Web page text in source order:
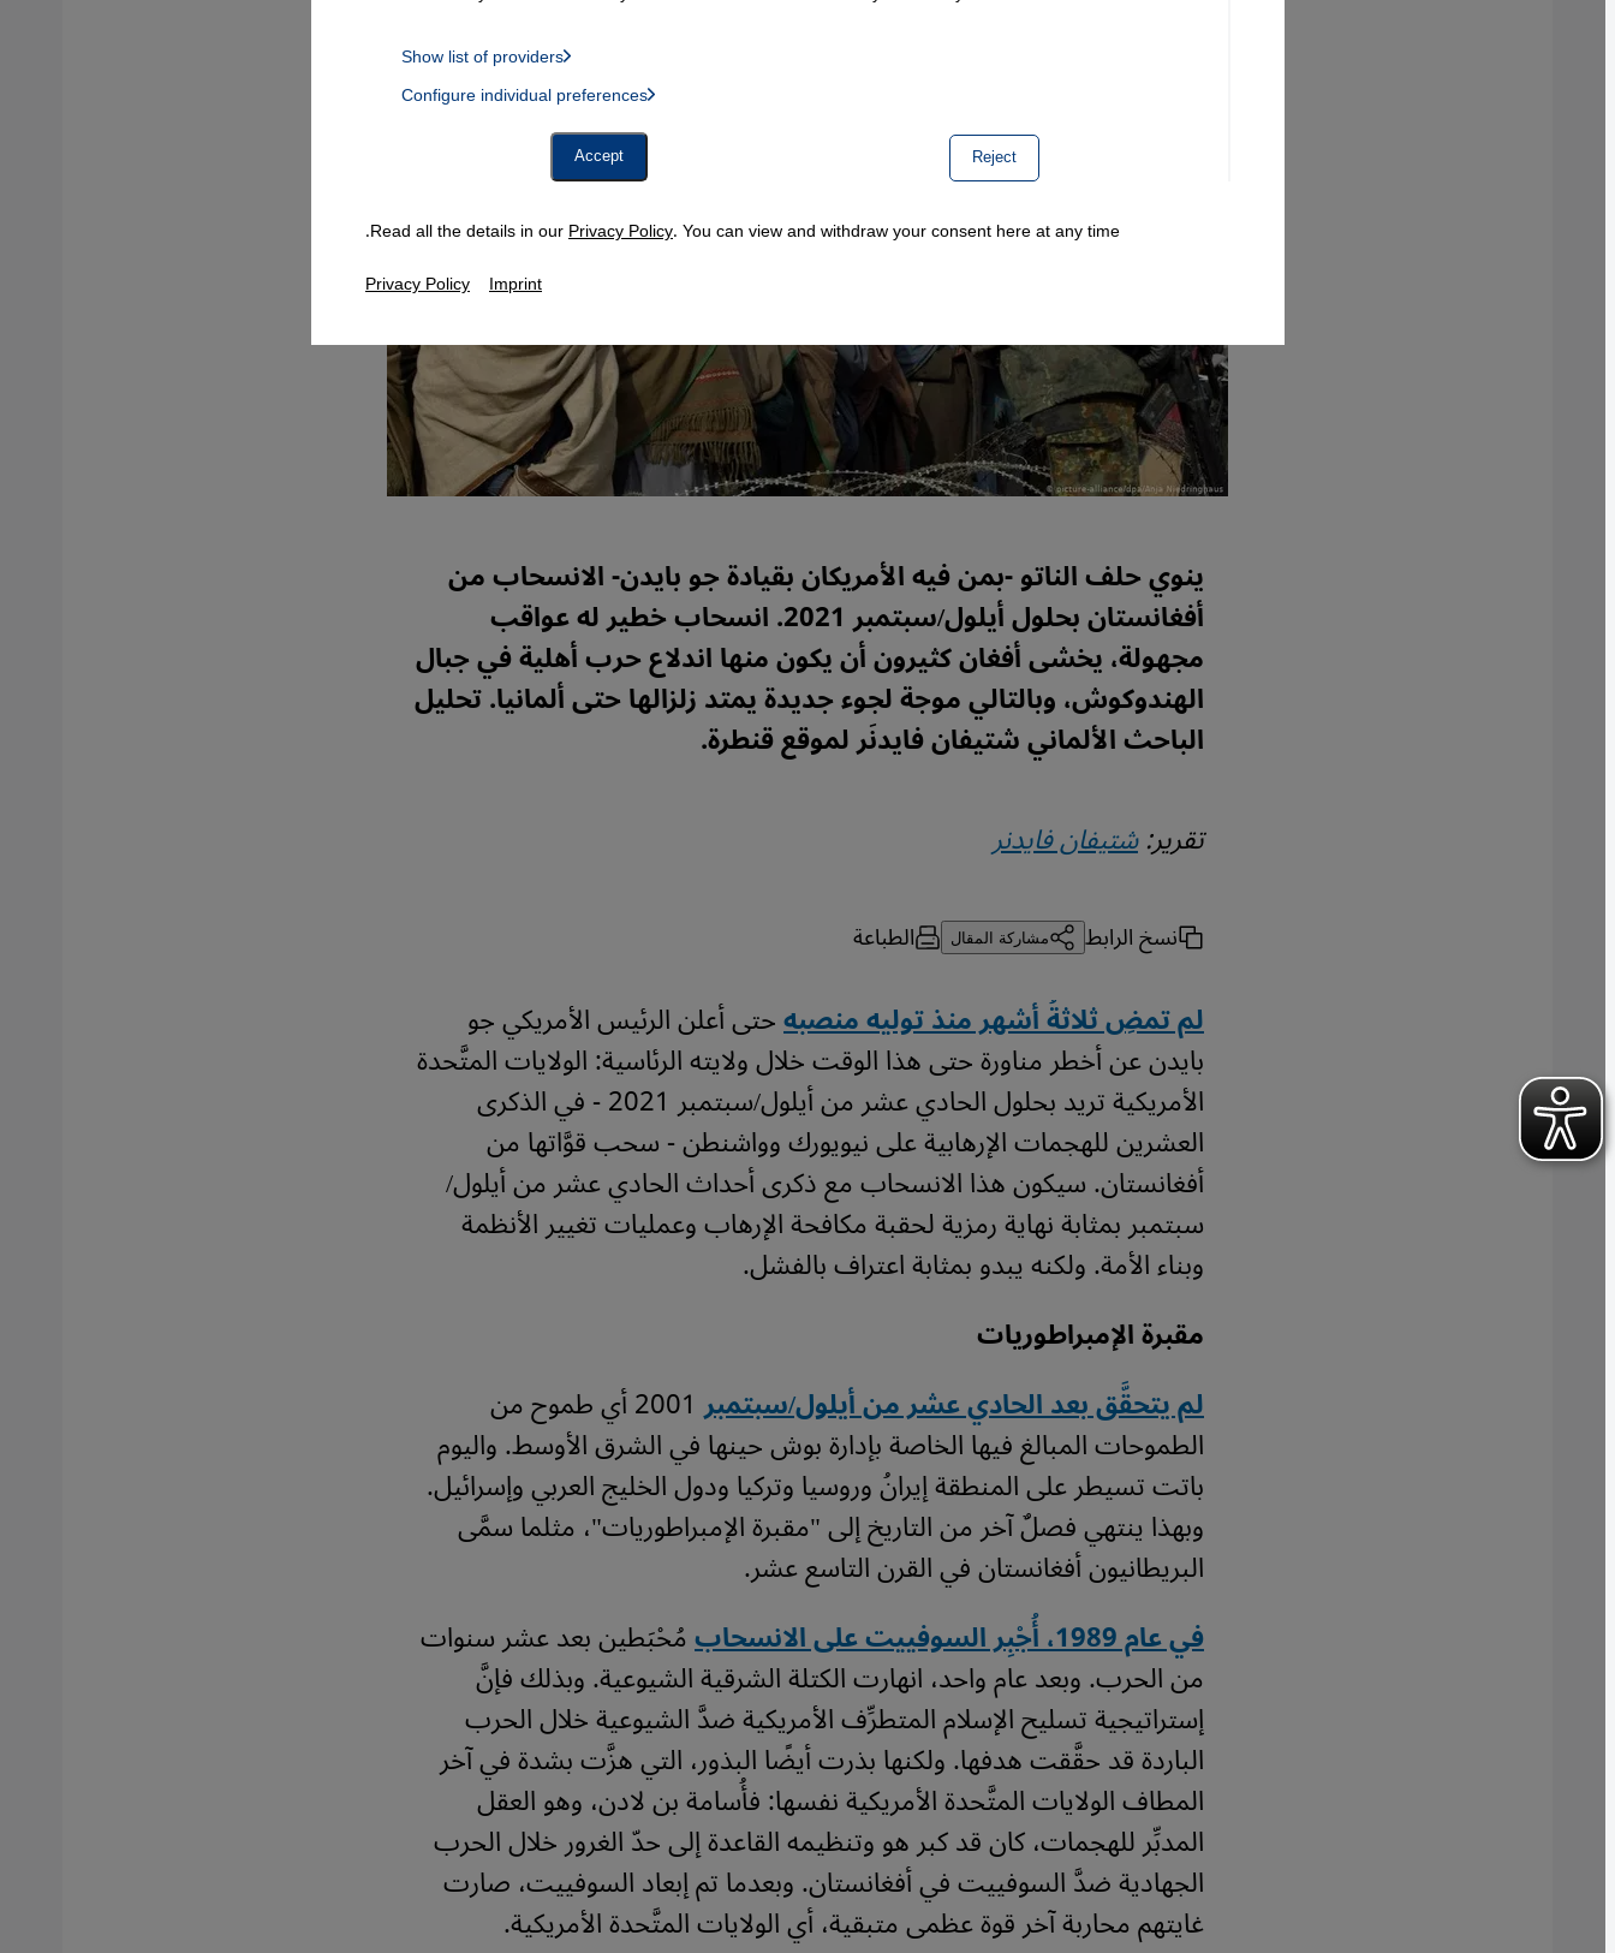
ينوي حلف الناتو -بمن فيه الأمريكان بقيادة جو بايدن- الانسحاب من
أفغانستان بحلول أيلول/سبتمبر 2021. انسحاب خطير له عواقب
مجهولة، يخشى أفغان كثيرون أن يكون منها اندلاع حرب أهلية في جبال
الهندوكوش، وبالتالي موجة لجوء جديدة يمتد زلزالها حتى ألمانيا. تحليل
الباحث الألماني شتيفان فايدنَر لموقع قنطرة.
تقرير:شتيفان فايدنر
نسخ الرابط مشاركة المقال الطباعة
لم تمضِ ثلاثةُ أشهر منذ توليه منصبهحتى أعلن الرئيس الأمريكي جو
بايدن عن أخطر مناورة حتى هذا الوقت خلال ولايته الرئاسية: الولايات المتَّحدة
الأمريكية تريد بحلول الحادي عشر من أيلول/سبتمبر 2021 - في الذكرى
العشرين للهجمات الإرهابية على نيويورك وواشنطن - سحب قوَّاتها من
أفغانستان. سيكون هذا الانسحاب مع ذكرى أحداث الحادي عشر من أيلول/
سبتمبر بمثابة نهاية رمزية لحقبة مكافحة الإرهاب وعمليات تغيير الأنظمة
وبناء الأمة. ولكنه يبدو بمثابة اعتراف بالفشل.
مقبرة الإمبراطوريات
لم يتحقَّق بعد الحادي عشر من أيلول/سبتمبر
2001 أي طموح من
الطموحات المبالغ فيها الخاصة بإدارة بوش حينها في الشرق الأوسط. واليوم
باتت تسيطر على المنطقة إيرانُ وروسيا وتركيا ودول الخليج العربي وإسرائيل.
وبهذا ينتهي فصلٌ آخر من التاريخ إلى "مقبرة الإمبراطوريات"، مثلما سمَّى
البريطانيون أفغانستان في القرن التاسع عشر.
في عام 1989، أُجْبِر السوفييت على الانسحاب
مُحْبَطين بعد عشر سنوات
من الحرب. وبعد عام واحد، انهارت الكتلة الشرقية الشيوعية. وبذلك فإنَّ
إستراتيجية تسليح الإسلام المتطرِّف الأمريكية ضدَّ الشيوعية خلال الحرب
الباردة قد حقَّقت هدفها. ولكنها بذرت أيضًا البذور، التي هزَّت بشدة في آخر
المطاف الولايات المتَّحدة الأمريكية نفسها: فأُسامة بن لادن، وهو العقل
المدبِّر للهجمات، كان قد كبر هو وتنظيمه القاعدة إلى حدّ الغرور خلال الحرب
الجهادية ضدَّ السوفييت في أفغانستان. وبعدما تم إبعاد السوفييت، صارت
غايتهم محاربة آخر قوة عظمى متبقية، أي الولايات المتَّحدة الأمريكية.
Reject
Show list of providers
Google Maps Embed, Google Tag Manager, Instagram Embed, Twitter Embed, Youtube Embed
Configure individual preferences
Accept
Read all the details in ourPrivacy Policy. You can view and withdraw your consent here at any time.
Privacy Policy Imprint